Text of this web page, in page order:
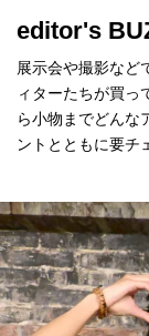
editor's
展示会や撮影など
ィターたちが買っ
ら小物までどんな
ントとともに要チ